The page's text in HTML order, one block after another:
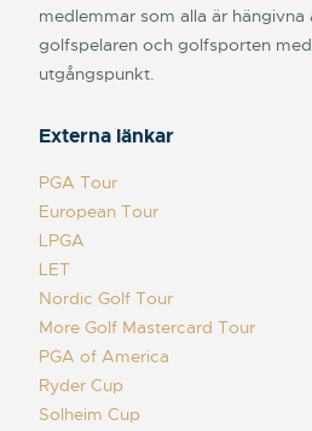
medlemmar som alla är
golfspelaren och golfsporten
utgångspunkt.
Externa länkar
PGA Tour
European Tour
LPGA
LET
Nordic Golf Tour
More Golf Mastercard Tour
PGA of America
Ryder Cup
Solheim Cup